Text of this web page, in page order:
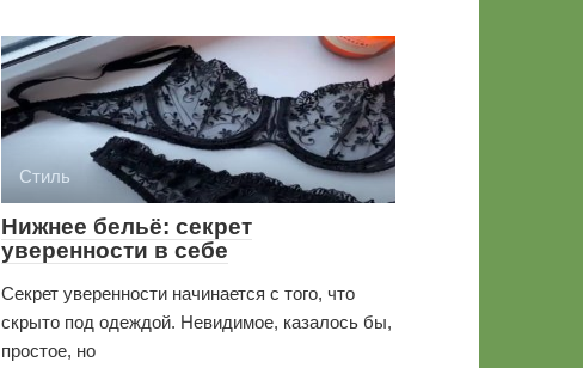
Стиль
Нижнее бельё: секрет
уверенности в себе
Секрет уверенности начинается с того, что
скрыто под одеждой. Невидимое, казалось бы,
простое, но